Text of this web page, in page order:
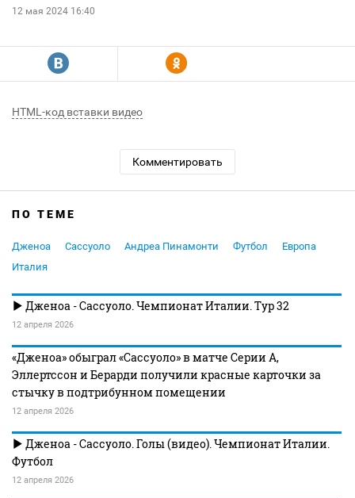
12 мая 2024 16:40
R Y
HTML-код вставки видео
Комментировать
ПО ТЕМЕ
Дженоа Сассуоло Андреа Пинамонти Футбол
Европа
Италия
Дженоа - Сассуоло. Чемпионат Италии. Тур 32
12 апреля 2026
«Дженоа» обыграл «Сассуоло» в матче Серии А,
Эллертссон и Берарди получили красные карточки за
стычку в подтрибунном помещении
12 апреля 2026
Дженоа - Сассуоло. Голы (видео). Чемпионат Италии.
Футбол
12 апреля 2026